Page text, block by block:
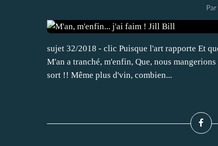
sujet 32/2018 - clic Puisque l'art rapporte Et
M'an a tranché, m'enfin, Que, nous
sort !! Même plus d'vin, combien...